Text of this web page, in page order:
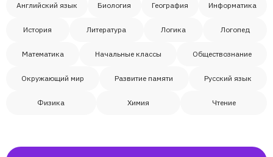
Английский язык Биология География Информатика
История Литература Логика Логопед
Математика Начальные классы Обществознание
Окружающий мир Развитие памяти Русский язык
Физика Химия Чтение